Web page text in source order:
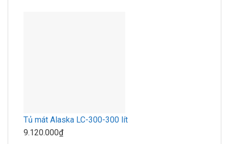
Tủ mát Alaska LC-300-300 lít
9.120.000₫